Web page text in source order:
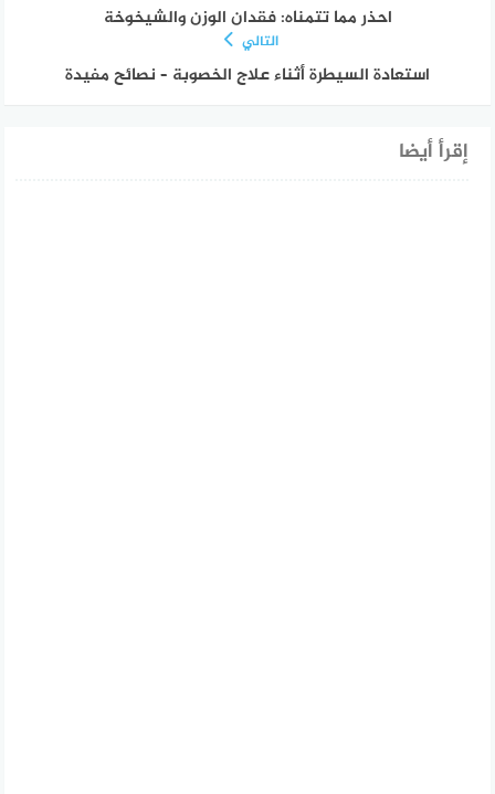
احذر مما تتمناه: فقدان الوزن والشيخوخة
التالي
استعادة السيطرة أثناء علاج الخصوبة – نصائح مفيدة
إقرأ أيضا